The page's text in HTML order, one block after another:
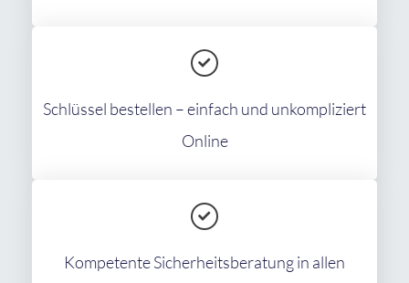
Schlüssel bestellen – einfach und unkompliziert
Online
Kompetente Sicherheitsberatung in allen